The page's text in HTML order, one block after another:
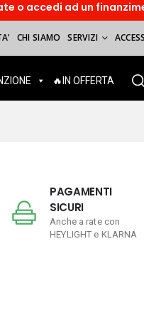
CHI SIAMO SERVIZI
🔥IN OFFERTA
PAGAMENTI
SICURI
Anche a rate con
HEYLIGHT e KLARNA